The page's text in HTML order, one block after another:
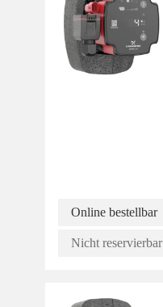
Online bestellbar
Nicht reservierbar